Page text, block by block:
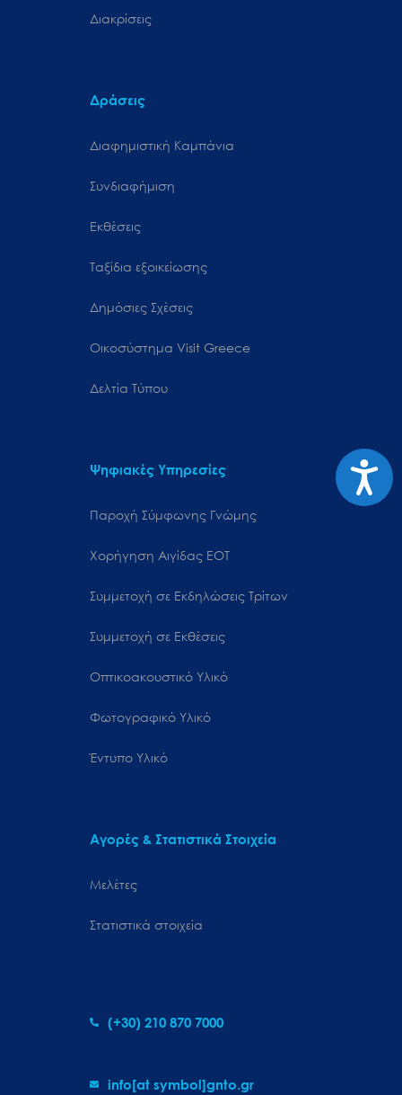
Διακρίσεις
Δράσεις
Διαφημιστική Καμπάνια
Συνδιαφήμιση
Εκθέσεις
Ταξίδια εξοικείωσης
Δημόσιες Σχέσεις
Oικοσύστημα Visit Greece
Δελτία Τύπου
Ψηφιακές Υπηρεσίες
Παροχή Σύμφωνης Γνώμης
Χορήγηση Αιγίδας ΕΟΤ
Συμμετοχή σε Εκδηλώσεις Τρίτων
Συμμετοχή σε Εκθέσεις
Οπτικοακουστικό Υλικό
Φωτογραφικό Υλικό
Έντυπο Υλικό
Αγορές & Στατιστικά Στοιχεία
Μελέτες
Στατιστικά στοιχεία
(+30) 210 870 7000
info[at symbol]gnto.gr